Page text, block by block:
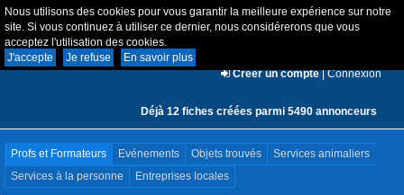
Nous utilisons des cookies pour vous garantir la meilleure expérience sur notre
site. Si vous continuez à utiliser ce dernier, nous considérerons que vous
acceptez l'utilisation des cookies.
J'accepte
Je refuse
En savoir plus
Créer un compte|Connexion
Déjà 12 fiches créées parmi 5490 annonceurs
Profs et Formateurs Evénements Objets trouvés
Services animaliers
Services à la personne
Entreprises locales